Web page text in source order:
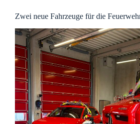
Zwei neue Fahrzeuge für die